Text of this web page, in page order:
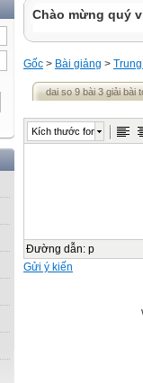
Chào mừng quý
Gốc > Bài giảng >
dai so 9 bài 3 giải bài
Kích thước font
Đường dẫn: p
Gửi ý kiến